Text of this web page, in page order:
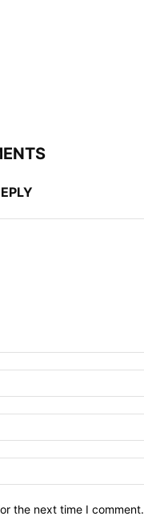
the next time I comment.